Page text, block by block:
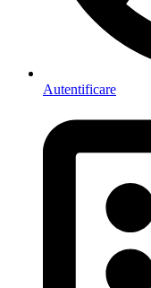
Autentificare